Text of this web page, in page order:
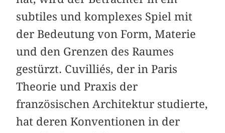
subtiles und komplexes Spiel mit
der Bedeutung von Form, Materie
und den Grenzen des Raumes
gestürzt. Cuvilliés, der in Paris
Theorie und Praxis der
französischen Architektur studierte,
hat deren Konventionen in der